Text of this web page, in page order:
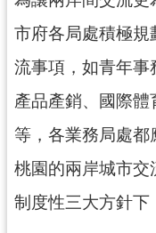
市府各局處積極規
流事項，如青年
產品產銷、國際
等，各業務局處都
桃園的兩岸城市交
制度性三大方針下